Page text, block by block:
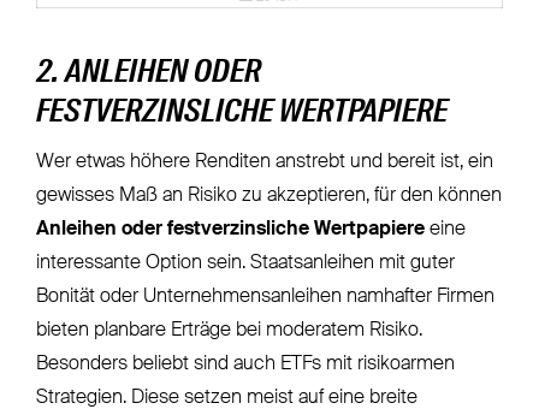
2. ANLEIHEN ODER
FESTVERZINSLICHE WERTPAPIERE
Wer etwas höhere Renditen anstrebt und bereit ist, ein
gewisses Maß an Risiko zu akzeptieren, für den können
Anleihen oder festverzinsliche Wertpapiereeine
interessante Option sein. Staatsanleihen mit guter
Bonität oder Unternehmensanleihen namhafter Firmen
bieten planbare Erträge bei moderatem Risiko.
Besonders beliebt sind auch ETFs mit risikoarmen
Strategien. Diese setzen meist auf eine breite